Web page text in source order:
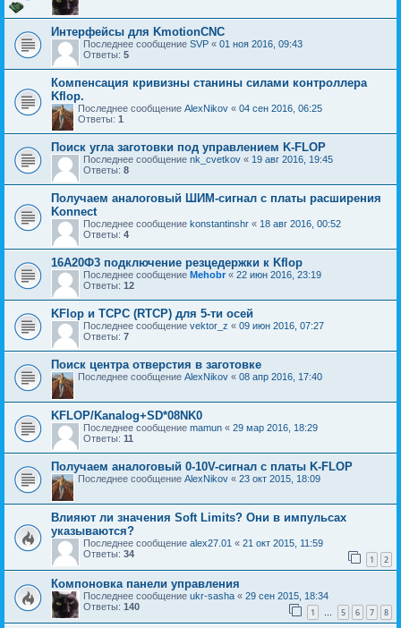
Интерфейсы для KmotionCNC
Последнее сообщение SVP « 01 ноя 2016, 09:43
Ответы: 5
Компенсация кривизны станины силами контроллера
Kflop.
Последнее сообщение AlexNikov « 04 сен 2016, 06:25
Ответы: 1
Поиск угла заготовки под управлением K-FLOP
Последнее сообщение nk_cvetkov « 19 авг 2016, 19:45
Ответы: 8
Получаем аналоговый ШИМ-сигнал с платы расширения
Konnect
Последнее сообщение konstantinshr « 18 авг 2016, 00:52
Ответы: 4
16А20Ф3 подключение резцедержки к Kflop
Последнее сообщение Mehobr « 22 июн 2016, 23:19
Ответы: 12
KFlop и TCPC (RTCP) для 5-ти осей
Последнее сообщение vektor_z « 09 июн 2016, 07:27
Ответы: 7
Поиск центра отверстия в заготовке
Последнее сообщение AlexNikov « 08 апр 2016, 17:40
KFLOP/Kanalog+SD*08NK0
Последнее сообщение mamun « 29 мар 2016, 18:29
Ответы: 11
Получаем аналоговый 0-10V-сигнал с платы K-FLOP
Последнее сообщение AlexNikov « 23 окт 2015, 18:09
Влияют ли значения Soft Limits? Они в импульсах
указываются?
Последнее сообщение alex27.01 « 21 окт 2015, 11:59
Ответы: 34 1 2
Компоновка панели управления
Последнее сообщение ukr-sasha « 29 сен 2015, 18:34
Ответы: 140 1 … 5 6 7 8